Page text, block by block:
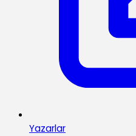
Yazarlar